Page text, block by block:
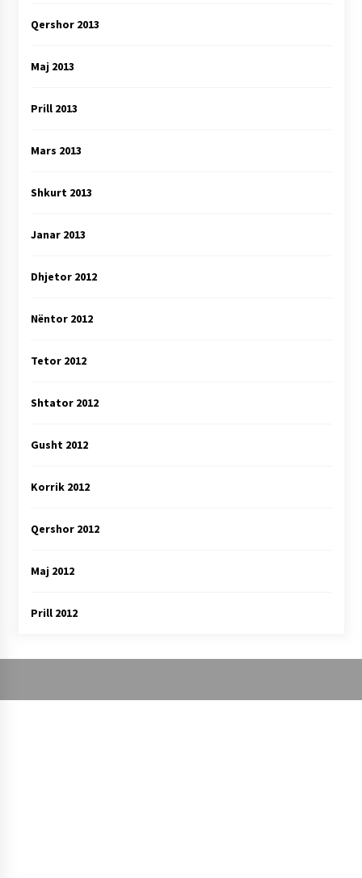
Qershor 2013
Maj 2013
Prill 2013
Mars 2013
Shkurt 2013
Janar 2013
Dhjetor 2012
Nëntor 2012
Tetor 2012
Shtator 2012
Gusht 2012
Korrik 2012
Qershor 2012
Maj 2012
Prill 2012